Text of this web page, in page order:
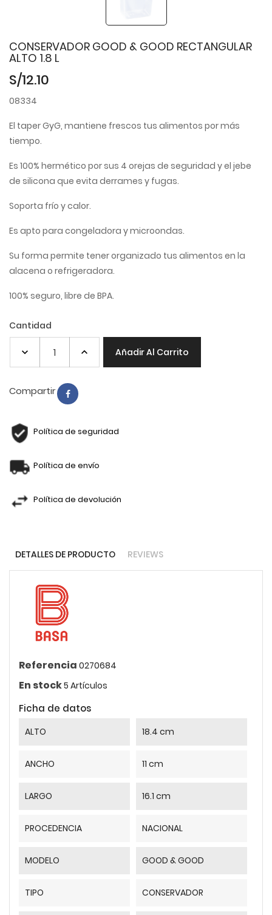
CONSERVADOR GOOD & GOOD RECTANGULAR
ALTO 1.8 L
S/12.10
08334
El taper GyG, mantiene frescos tus alimentos por más
tiempo.
Es 100% hermético por sus 4 orejas de seguridad y el jebe
de silicona que evita derrames y fugas.
Soporta frío y calor.
Es apto para congeladora y microondas.
Su forma permite tener organizado tus alimentos en la
alacena o refrigeradora.
100% seguro, libre de BPA.
Cantidad
Añadir Al Carrito
Compartir
Política de seguridad
Política de envío
Política de devolución
DETALLES DE PRODUCTO REVIEWS
Referencia 0270684
En stock5 Artículos
Ficha de datos
ALTO 18.4 cm
ANCHO 11 cm
LARGO 16.1 cm
PROCEDENCIA NACIONAL
MODELO GOOD & GOOD
TIPO CONSERVADOR